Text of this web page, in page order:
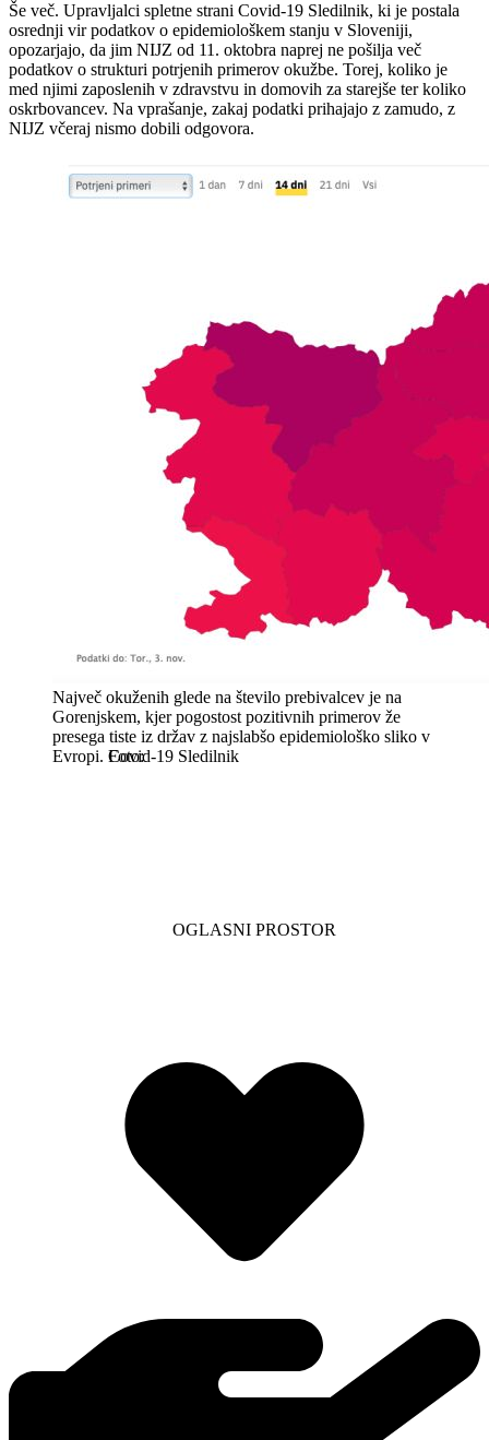
Še več. Upravljalci spletne strani Covid-19 Sledilnik, ki je postala
osrednji vir podatkov o epidemiološkem stanju v Sloveniji,
opozarjajo, da jim NIJZ od 11. oktobra naprej ne pošilja več
podatkov o strukturi potrjenih primerov okužbe. Torej, koliko je
med njimi zaposlenih v zdravstvu in domovih za starejše ter koliko
oskrbovancev. Na vprašanje, zakaj podatki prihajajo z zamudo, z
NIJZ včeraj nismo dobili odgovora.
Največ okuženih glede na število prebivalcev je na
Gorenjskem, kjer pogostost pozitivnih primerov že
presega tiste iz držav z najslabšo epidemiološko sliko v
Evropi. Covid-19 Sledilnik